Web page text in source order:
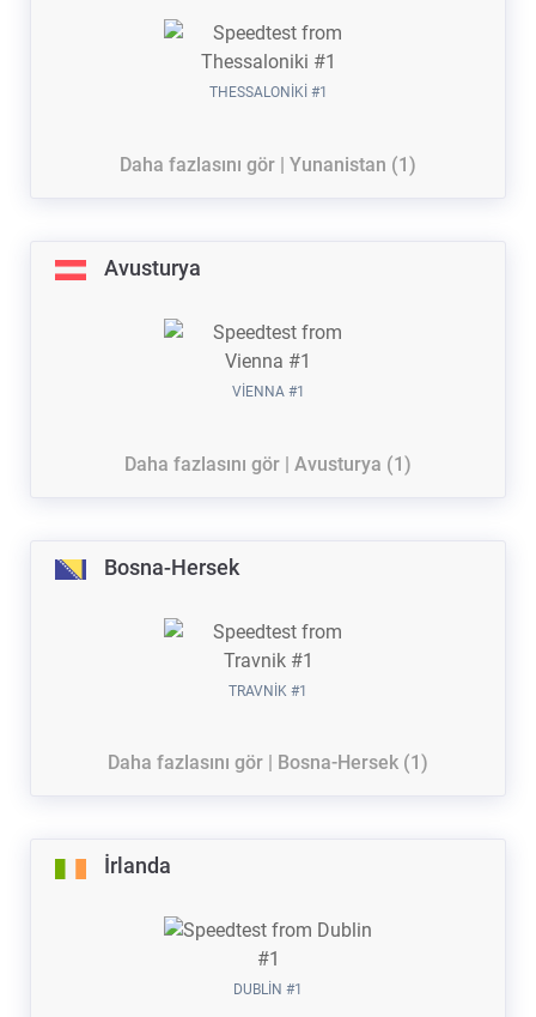
THESSALONIKI #1
Daha fazlasını gör | Yunanistan (1)
Avusturya
VIENNA #1
Daha fazlasını gör | Avusturya (1)
Bosna-Hersek
TRAVNIK #1
Daha fazlasını gör | Bosna-Hersek (1)
İrlanda
DUBLIN #1